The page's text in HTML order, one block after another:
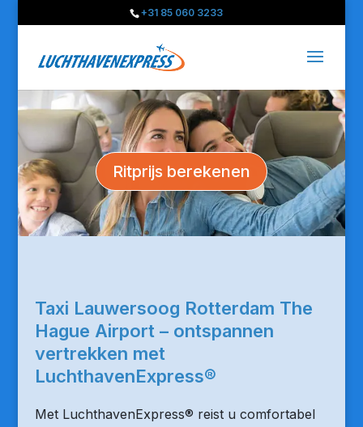
+31 85 060 3233
Ritprijs berekenen
Taxi Lauwersoog Rotterdam The
Hague Airport – ontspannen
vertrekken met
LuchthavenExpress®
Met LuchthavenExpress® reist u comfortabel